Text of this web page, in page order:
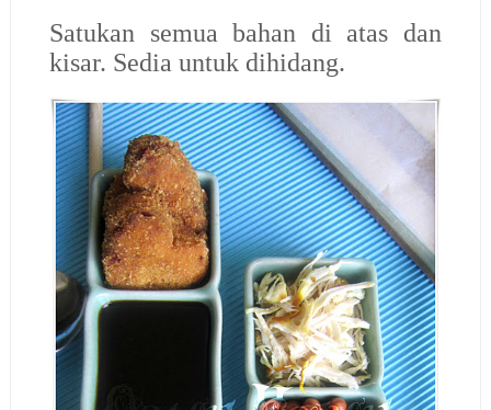
Satukan semua bahan di atas dan
kisar. Sedia untuk dihidang.